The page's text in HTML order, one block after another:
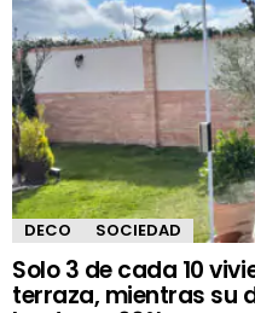
DECO SOCIEDAD
Solo 3 de cada 10
terraza, mientras su